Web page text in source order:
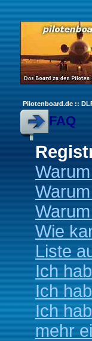
Pilotenboard.de ::
FAQ
Wie
Liste
Ich
Ich
Ich
mehr